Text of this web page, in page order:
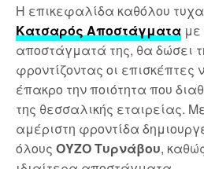
Η επικεφαλίδα καθόλου
Κατσαρός Αποστάγματα με
αποστάγματά της, θα δώσει
φροντίζοντας οι επισκέπτες
έπακρο την ποιότητα που
της θεσσαλικής εταιρείας.
αμέριστη φροντίδα
όλουςΟΥΖΟ Τυρνάβου,